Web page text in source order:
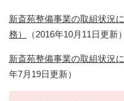
新斎苑整備事業の取組状況
務）
（2016年10月11日更新）​
新斎苑整備事業の取組状況
年7月19日更新）​